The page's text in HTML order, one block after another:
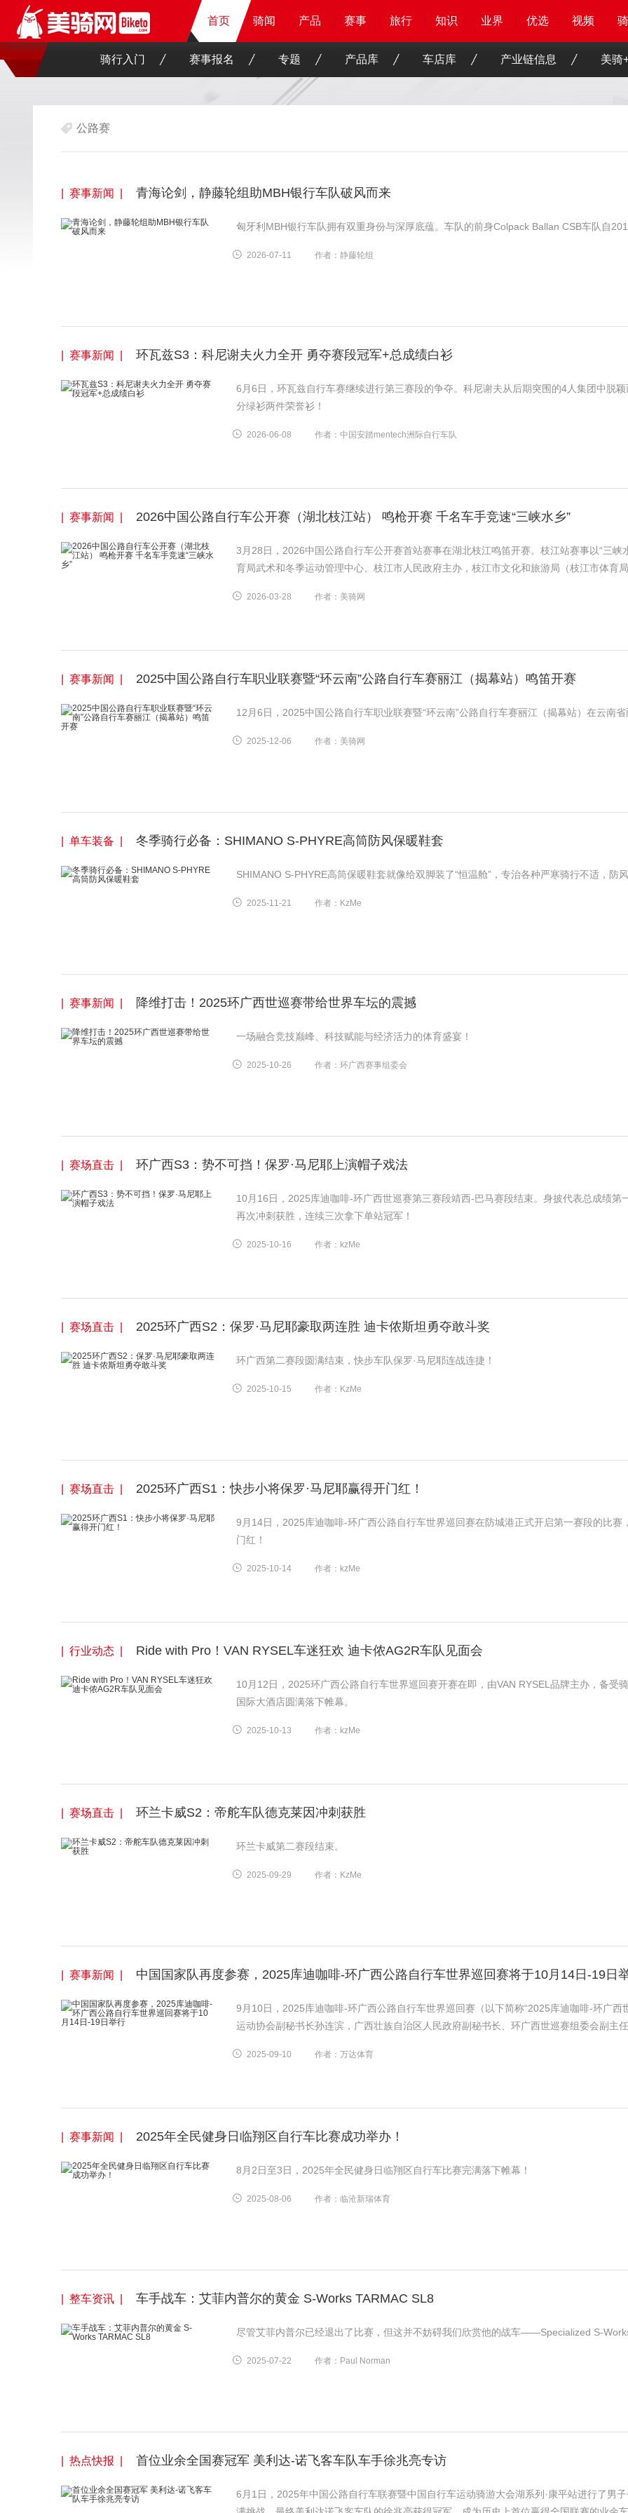
骑闻 产品 赛事 旅行 知识 业界 优选 骑客
首页 骑闻 产品 赛事 旅行 知识 业界 优选 骑客
首页 骑闻 产品 赛事 旅行 知识 业界 优选 视频
首页 骑闻 产品 赛事 旅行 知识 业界 优选 视频
骑行入门 赛事报名 专题 产品库 车店库 产业链信息 美骑
公路赛
| 赛事新闻 | 青海论剑，静藤轮组助MBH银行车队破风而来
匈牙利MBH银行车队拥有双重身份与深厚底蕴。车队的前身Colpack Ballan CSB车队自
2026-07-11 作者：静藤轮组
| 赛事新闻 | 环瓦兹S3：科尼谢夫火力全开 勇夺赛段冠军+总成绩白衫
6月6日，环瓦兹自行车赛继续进行第三赛段的争夺。科尼谢夫从后期突围的4人集团中脱
分绿衫两件荣誉衫！
2026-06-08 作者：中国安踏mentech洲际自行车队
| 赛事新闻 | 2026中国公路自行车公开赛（湖北枝江站） 鸣枪开赛 千名车手竞速“三峡水乡”
3月28日，2026中国公路自行车公开赛首站赛事在湖北枝江鸣笛开赛。枝江站赛事以“三
育局武术和冬季运动管理中心、枝江市人民政府主办，枝江市文化和旅游局（枝江市体育
2026-03-28 作者：美骑网
| 赛事新闻 | 2025中国公路自行车职业联赛暨“环云南”公路自行车赛丽江（揭幕站）鸣笛开赛
12月6日，2025中国公路自行车职业联赛暨“环云南”公路自行车赛丽江（揭幕站）在云南省
2025-12-06 作者：美骑网
| 单车装备 | 冬季骑行必备：SHIMANO S-PHYRE高筒防风保暖鞋套
SHIMANO S-PHYRE高筒保暖鞋套就像给双脚装了“恒温舱”，专治各种严寒骑行不适，防
2025-11-21 作者：KzMe
| 赛事新闻 | 降维打击！2025环广西世巡赛带给世界车坛的震撼
一场融合竞技巅峰、科技赋能与经济活力的体育盛宴！
2025-10-26 作者：环广西赛事组委会
| 赛场直击 | 环广西S3：势不可挡！保罗·马尼耶上演帽子戏法
10月16日，2025库迪咖啡-环广西世巡赛第三赛段靖西-巴马赛段结束。身披代表总成绩第
再次冲刺获胜，连续三次拿下单站冠军！
2025-10-16 作者：kzMe
| 赛场直击 | 2025环广西S2：保罗·马尼耶豪取两连胜 迪卡侬斯坦勇夺敢斗奖
环广西第二赛段圆满结束，快步车队保罗·马尼耶连战连捷！
2025-10-15 作者：KzMe
| 赛场直击 | 2025环广西S1：快步小将保罗·马尼耶赢得开门红！
9月14日，2025库迪咖啡-环广西公路自行车世界巡回赛在防城港正式开启第一赛段的比
门红！
2025-10-14 作者：kzMe
| 行业动态 | Ride with Pro！VAN RYSEL车迷狂欢 迪卡侬AG2R车队见面会
10月12日，2025环广西公路自行车世界巡回赛开赛在即，由VAN RYSEL品牌主办，备受
国际大酒店圆满落下帷幕。
2025-10-13 作者：kzMe
| 赛场直击 | 环兰卡威S2：帝舵车队德克莱因冲刺获胜
环兰卡威第二赛段结束。
2025-09-29 作者：KzMe
| 赛事新闻 | 中国国家队再度参赛，2025库迪咖啡-环广西公路自行车世界巡回赛将于10月14日-19日
9月10日，2025库迪咖啡-环广西公路自行车世界巡回赛（以下简称“2025库迪咖啡-环广
运动协会副秘书长孙连滨，广西壮族自治区人民政府副秘书长、环广西世巡赛组委会副主
2025-09-10 作者：万达体育
| 赛事新闻 | 2025年全民健身日临翔区自行车比赛成功举办！
8月2日至3日，2025年全民健身日临翔区自行车比赛完满落下帷幕！
2025-08-06 作者：临沧新瑞体育
| 整车资讯 | 车手战车：艾菲内普尔的黄金 S-Works TARMAC SL8
尽管艾菲内普尔已经退出了比赛，但这并不妨碍我们欣赏他的战车——Specialized S-
2025-07-22 作者：Paul Norman
| 热点快报 | 首位业余全国赛冠军 美利达-诺飞客车队车手徐兆亮专访
6月1日，2025年中国公路自行车联赛暨中国自行车运动骑游大会湖系列·康平站进行了男